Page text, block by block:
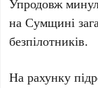
на Сумщині
безпілотників.
На рахунку